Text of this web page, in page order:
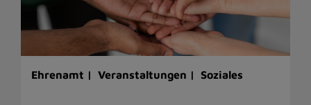
Ehrenamt | Veranstaltungen | Soziales